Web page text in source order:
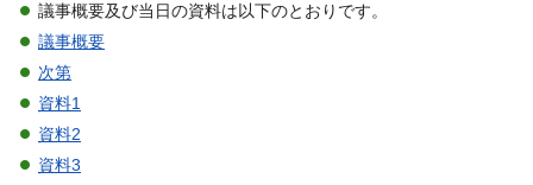
議事概要及び当日の資料は以下のとおりです。
議事概要
次第
資料1
資料2
資料3